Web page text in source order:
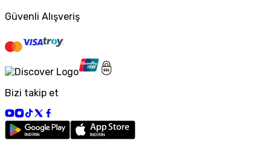
Güvenli Alışveriş
Bizi takip et